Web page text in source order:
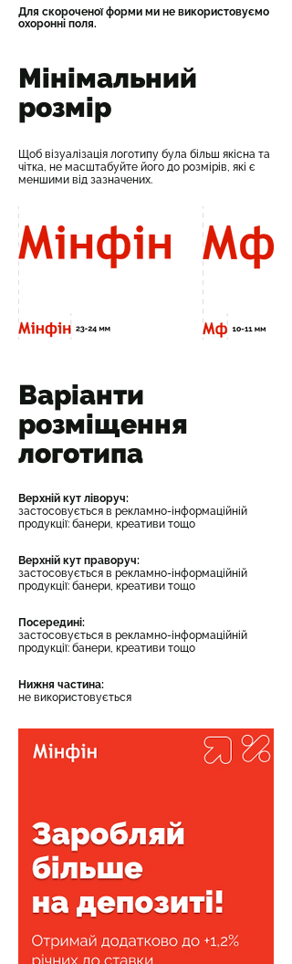
Для скороченої форми ми не використовуємо
охоронні поля.
Мінімальний
розмір
Щоб візуалізація логотипу була більш якісна та
чітка, не масштабуйте його до розмірів, які є
меншими від зазначених.
Варіанти
розміщення
логотипа
Верхній кут ліворуч:
застосовується в рекламно-інформаційній
продукції: банери, креативи тощо
Верхній кут праворуч:
застосовується в рекламно-інформаційній
продукції: банери, креативи тощо
Посередині:
застосовується в рекламно-інформаційній
продукції: банери, креативи тощо
Нижня частина:
не використовується